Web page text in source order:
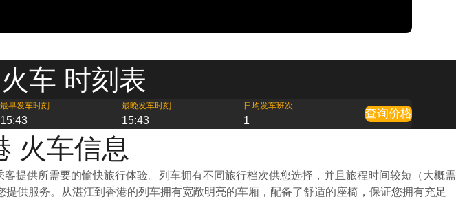
车 时刻表
最早发车时刻
15:43
最晚发车时刻
15:43
日均发车班次
1
查询价格
火车信息
提供所需要的愉快旅行体验。列车拥有不同旅行档次供您选择，并且旅程时间较短（大概需
供服务。从湛江到香港的列车拥有宽敞明亮的车厢，配备了舒适的座椅，保证您拥有充足